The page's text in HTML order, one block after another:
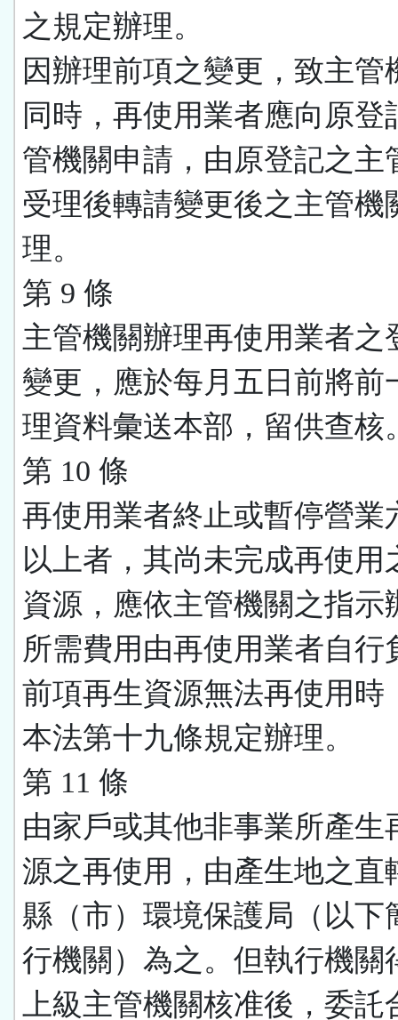
之規定辦理。
因辦理前項之變更，致主管
同時，再使用業者應向原登
管機關申請，由原登記之主
受理後轉請變更後之主管機
理。
第 9 條
主管機關辦理再使用業者之
變更，應於每月五日前將前
理資料彙送本部，留供查核
第 10 條
再使用業者終止或暫停營業
以上者，其尚未完成再使用
資源，應依主管機關之指示
所需費用由再使用業者自行
前項再生資源無法再使用時
本法第十九條規定辦理。
第 11 條
由家戶或其他非事業所產生
源之再使用，由產生地之直
縣（市）環境保護局（以下
行機關）為之。但執行機關
上級主管機關核准後，委託